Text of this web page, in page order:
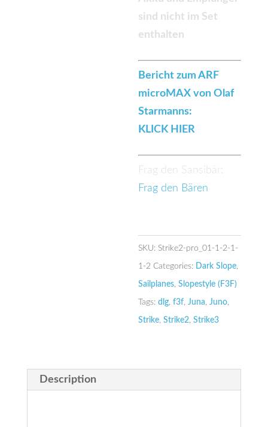
sind nicht im Set
enthalten
Bericht zum ARF
microMAX von Olaf
Starmanns:
KLICK HIER
Frag den Sansibär:
Frag den Bären
SKU: Strike2-pro_01-1-2-1-
1-2 Categories: Dark Slope,
Sailplanes,Slopestyle (F3F)
Tags:dlg,f3f,Juna,Juno,
Strike,Strike2,Strike3
Description